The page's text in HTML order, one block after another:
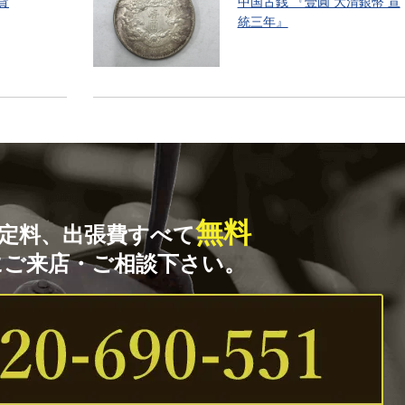
統三年』
料、出張費すべて無料
来店・ご相談下さい。